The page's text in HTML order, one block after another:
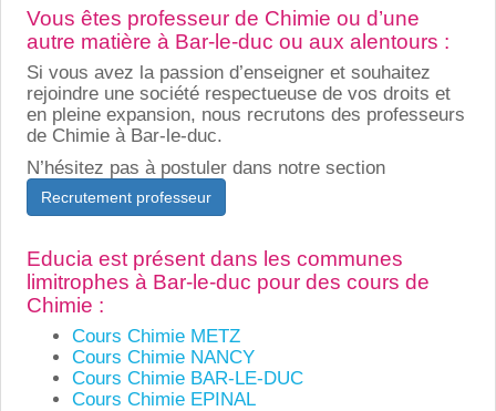
Vous êtes professeur de Chimie ou d’une
autre matière à Bar-le-duc ou aux alentours :
Si vous avez la passion d’enseigner et souhaitez
rejoindre une société respectueuse de vos droits et
en pleine expansion, nous recrutons des professeurs
de Chimie à Bar-le-duc.
N’hésitez pas à postuler dans notre section
Recrutement professeur
Educia est présent dans les communes
limitrophes à Bar-le-duc pour des cours de
Chimie :
Cours Chimie METZ
Cours Chimie NANCY
Cours Chimie BAR-LE-DUC
Cours Chimie EPINAL